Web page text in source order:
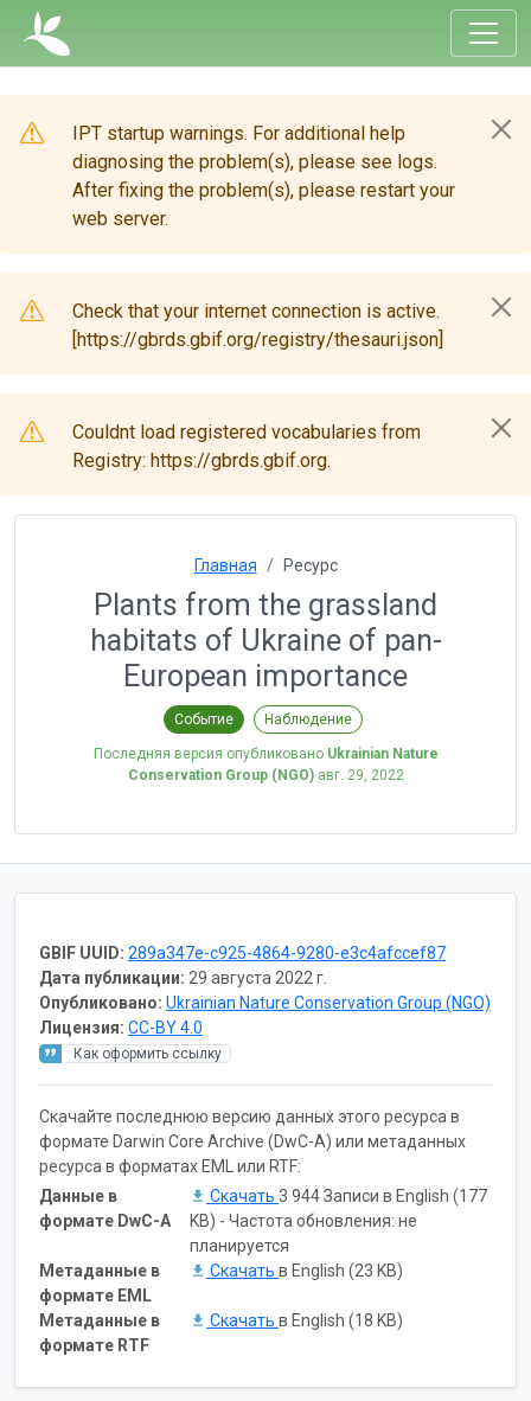
IPT startup warnings. For additional help
diagnosing the problem(s), please see logs.
After fixing the problem(s), please restart your
web server.
Check that your internet connection is active.
[https://gbrds.gbif.org/registry/thesauri.json]
Couldnt load registered vocabularies from
Registry: https://gbrds.gbif.org.
Главная Ресурс
Plants from the grassland
habitats of Ukraine of pan-
European importance
Событие Наблюдение
Последняя версия опубликовано Ukrainian Nature
Conservation Group (NGO) авг. 29, 2022
GBIF UUID: 289a347e-c925-4864-9280-e3c4afccef87
Дата публикации: 29 августа 2022 г.
Опубликовано: Ukrainian Nature Conservation Group (NGO)
Лицензия: CC-BY 4.0
Как оформить ссылку
Скачайте последнюю версию данных этого ресурса в
формате Darwin Core Archive (DwC-A) или метаданных
ресурса в форматах EML или RTF:
Данные в
формате DwC-A
Скачать 3 944 Записи в English (177
KB) - Частота обновления: не
планируется
Метаданные в
формате EML
Скачать в English (23 KB)
Метаданные в
формате RTF
Скачать в English (18 KB)